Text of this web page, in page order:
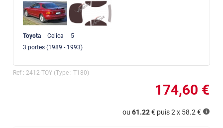
Toyota Celica
5
3 portes(1989 - 1993)
Ref : 2412-TOY (Type : T180)
174,60 €
ou 61.22€ puis 2 x 58.2 €